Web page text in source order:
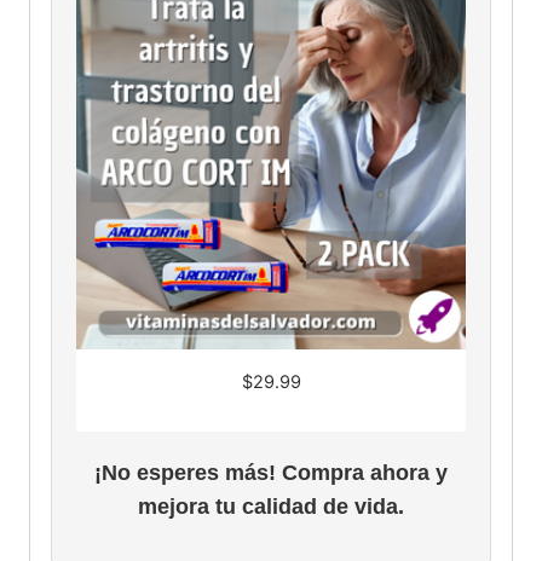
$29.99
¡No esperes más! Compra ahora y
mejora tu calidad de vida.